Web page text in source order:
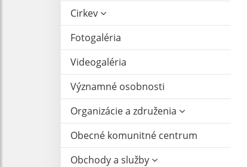
Cirkev
Fotogaléria
Videogaléria
Významné osobnosti
Organizácie a združenia
Obecné komunitné centrum
Obchody a služby